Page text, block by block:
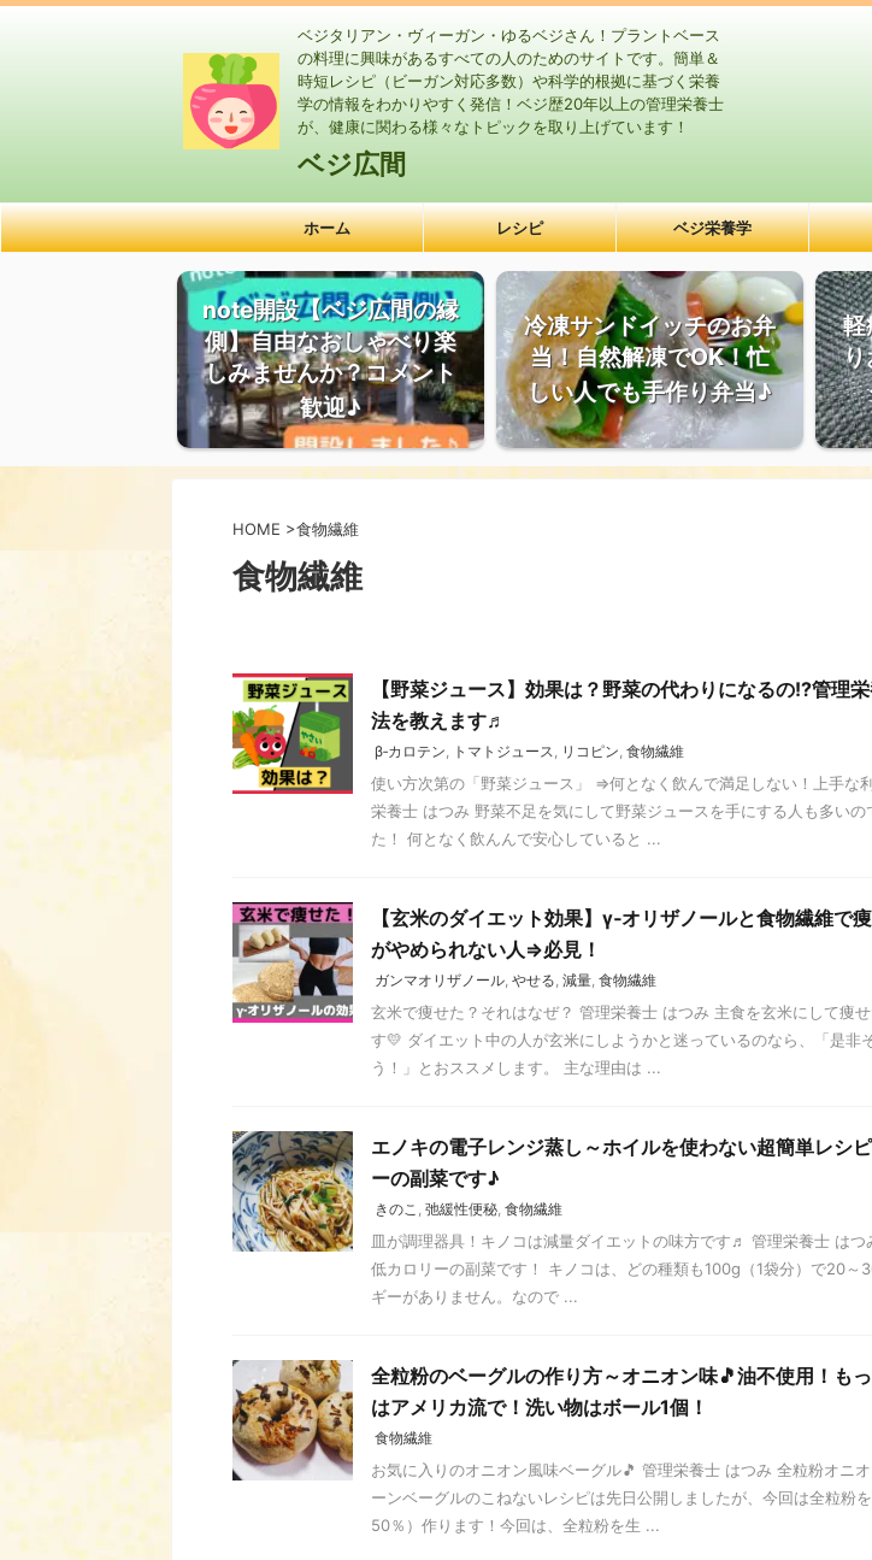
ベジタリアン・ヴィーガン・ゆるベジさん！プラントベース
の料理に興味があるすべての人のためのサイトです。簡単＆
時短レシピ（ビーガン対応多数）や科学的根拠に基づく栄養
学の情報をわかりやすく発信！ベジ歴20年以上の管理栄養士
が、健康に関わる様々なトピックを取り上げています！
ベジ広間
ホーム レシピ ベジ栄養学
note開設【ベジ広間の縁
側】自由なおしゃべり楽
しみませんか？コメント
歓迎♪
冷凍サンドイッチのお弁
当！自然解凍でOK！忙
しい人でも手作り弁当♪
軽
り
HOME >食物繊維
食物繊維
【野菜ジュース】効果は？野菜の代わりになるの!?管理
法を教えます♬
β‐カロテン, トマトジュース, リコピン, 食物繊維
使い方次第の「野菜ジュース」 ⇒何となく飲んで満足しない！上手な
栄養士 はつみ 野菜不足を気にして野菜ジュースを手にする人も多いの
た！ 何となく飲んんで安心していると ...
【玄米のダイエット効果】γ‐オリザノールと食物繊維で
がやめられない人⇒必見！
ガンマオリザノール, やせる, 減量, 食物繊維
玄米で痩せた？それはなぜ？ 管理栄養士 はつみ 主食を玄米にして痩
す💛 ダイエット中の人が玄米にしようかと迷っているのなら、「是非
う！」とおススメします。 主な理由は ...
エノキの電子レンジ蒸し～ホイルを使わない超簡単レシ
ーの副菜です♪
きのこ , 弛緩性便秘, 食物繊維
皿が調理器具！キノコは減量ダイエットの味方です♬ 管理栄養士 はつ
低カロリーの副菜です！ キノコは、どの種類も100g（1袋分）で20～
ギーがありません。なので ...
全粒粉のベーグルの作り方～オニオン味🎵油不使用！も
はアメリカ流で！洗い物はボール1個！
食物繊維
お気に入りのオニオン風味ベーグル🎵 管理栄養士 はつみ 全粒粉オニ
ーンベーグルのこねないレシピは先日公開しましたが、今回は全粒粉
50％）作ります！今回は、全粒粉を生 ...